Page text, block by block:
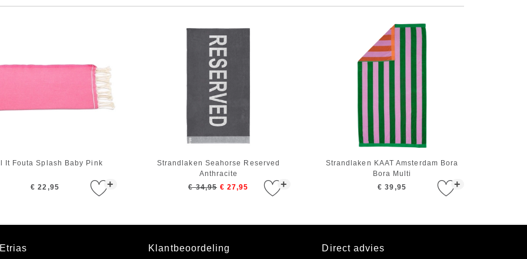
+
It Fouta Splash Baby Pink
€ 22,95 +
Strandlaken Seahorse Reserved
Anthracite
€ 34,95 € 27,95 +
Strandlaken KAAT Amsterdam Bora
Bora Multi
€ 39,95
Klantbeoordeling Direct advies